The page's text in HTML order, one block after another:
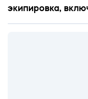
экипировка,